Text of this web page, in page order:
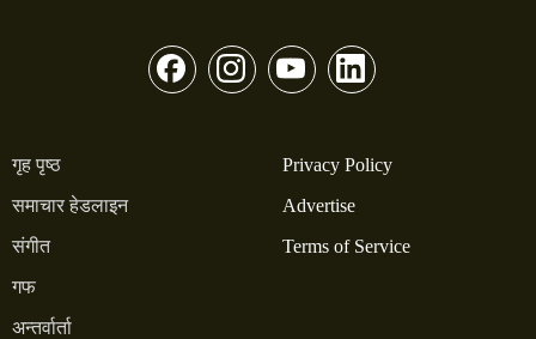
गृह पृष्ठ
समाचार हेडलाइन
संगीत
गफ
अन्तर्वार्ता
Privacy Policy
Advertise
Terms of Service